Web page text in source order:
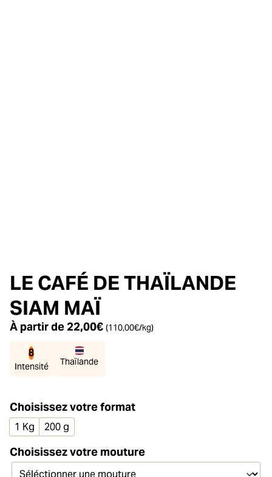
LE CAFÉ DE THAÏLANDE
SIAM MAÏ
À partir de 22,00€ (110,00€/kg)
8
Intensité Thaïlande
Choisissez votre format
1 Kg 200 g
Choisissez votre mouture